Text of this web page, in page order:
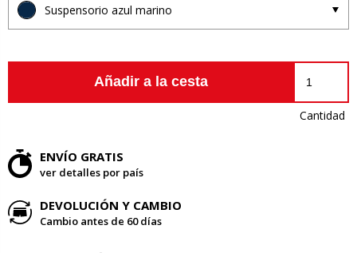
Suspensorio azul marino
Añadir a la cesta
Cantidad
ENVÍO GRATIS
ver detalles por país
DEVOLUCIÓN Y CAMBIO
Cambio antes de 60 días